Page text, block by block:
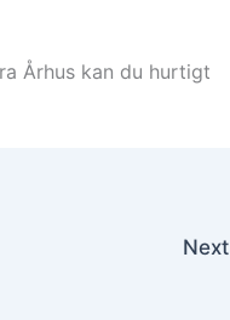
Århus kan du hurtigt
Next